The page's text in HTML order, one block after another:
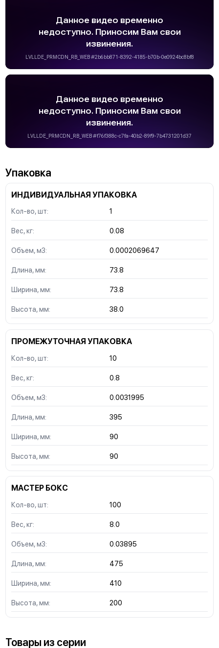
Упаковка
ИНДИВИДУАЛЬНАЯ УПАКОВКА
Кол-во, шт: 1
Вес, кг: 0.08
Объем, м3: 0.0002069647
Длина, мм: 73.8
Ширина, мм: 73.8
Высота, мм: 38.0
ПРОМЕЖУТОЧНАЯ УПАКОВКА
Кол-во, шт: 10
Вес, кг: 0.8
Объем, м3: 0.0031995
Длина, мм: 395
Ширина, мм: 90
Высота, мм: 90
МАСТЕР БОКС
Кол-во, шт: 100
Вес, кг: 8.0
Объем, м3: 0.03895
Длина, мм: 475
Ширина, мм: 410
Высота, мм: 200
Товары из серии